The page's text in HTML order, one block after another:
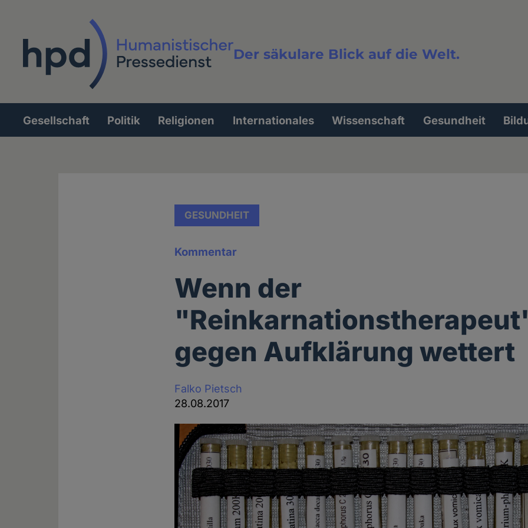
Der säkulare Blick auf die Welt.
Volltextsuche
Hauptnavigation
Gesellschaft Politik Religionen Internationales Wissenschaft Gesundheit
GESUNDHEIT
Kommentar
Wenn der
gegen Aufklärung wettert
Falko Pietsch
28.08.2017